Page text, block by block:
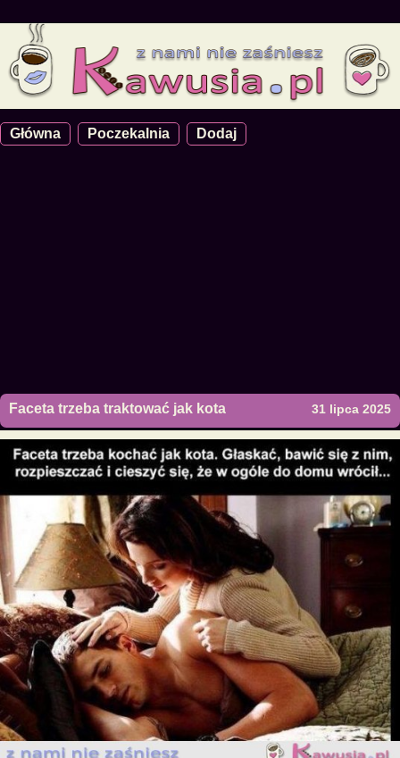
Główna Poczekalnia Dodaj
Faceta trzeba traktować jak kota 31 lipca 2025